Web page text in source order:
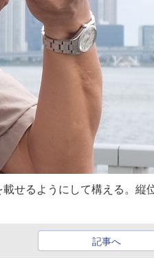
せるようにして構える。縦
記事へ